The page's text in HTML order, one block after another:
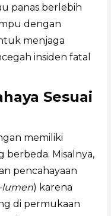
panas berlebih
dengan
menjaga
insiden fatal
Sesuai
memiliki
berbeda. Misalnya,
pencahayaan
) karena
di permukaan